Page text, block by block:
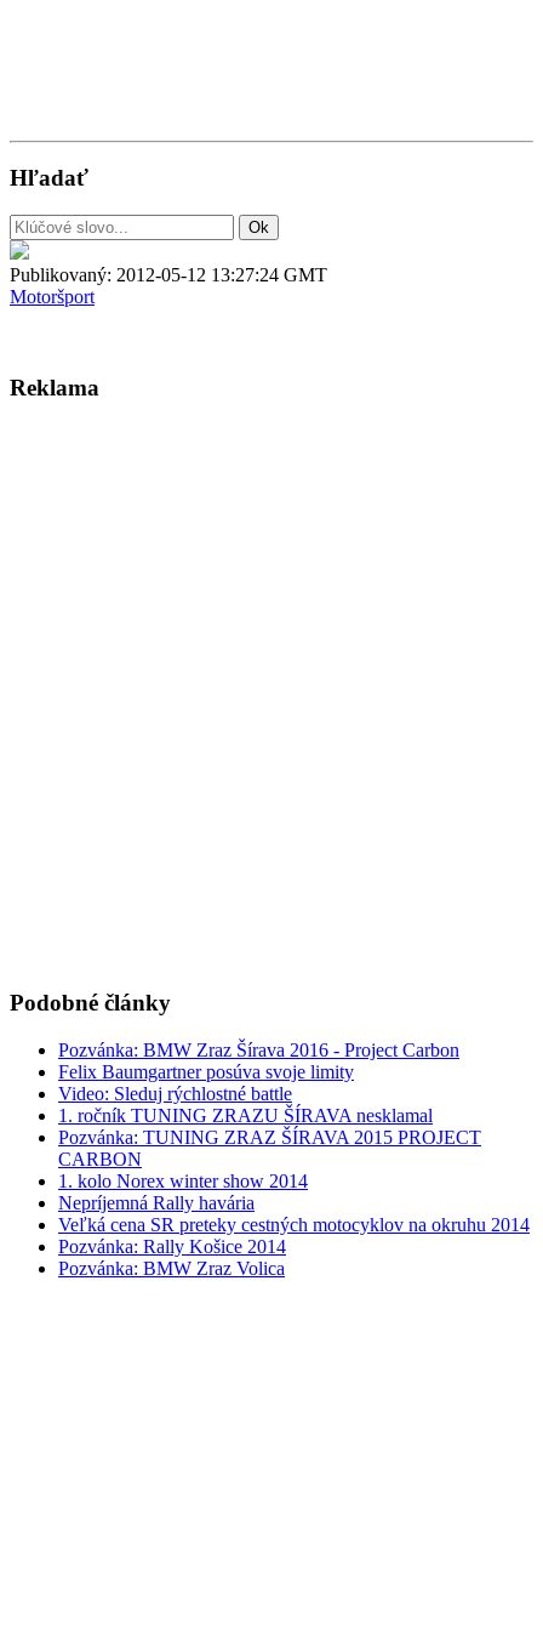
Hľadať
Publikovaný: 2012-05-12 13:27:24 GMT
Motoršport
Reklama
Podobné články
Pozvánka: BMW Zraz Šírava 2016 - Project Carbon
Felix Baumgartner posúva svoje limity
Video: Sleduj rýchlostné battle
1. ročník TUNING ZRAZU ŠÍRAVA nesklamal
Pozvánka: TUNING ZRAZ ŠÍRAVA 2015 PROJECT
CARBON
1. kolo Norex winter show 2014
Nepríjemná Rally havária
Veľká cena SR preteky cestných motocyklov na okruhu 2014
Pozvánka: Rally Košice 2014
Pozvánka: BMW Zraz Volica